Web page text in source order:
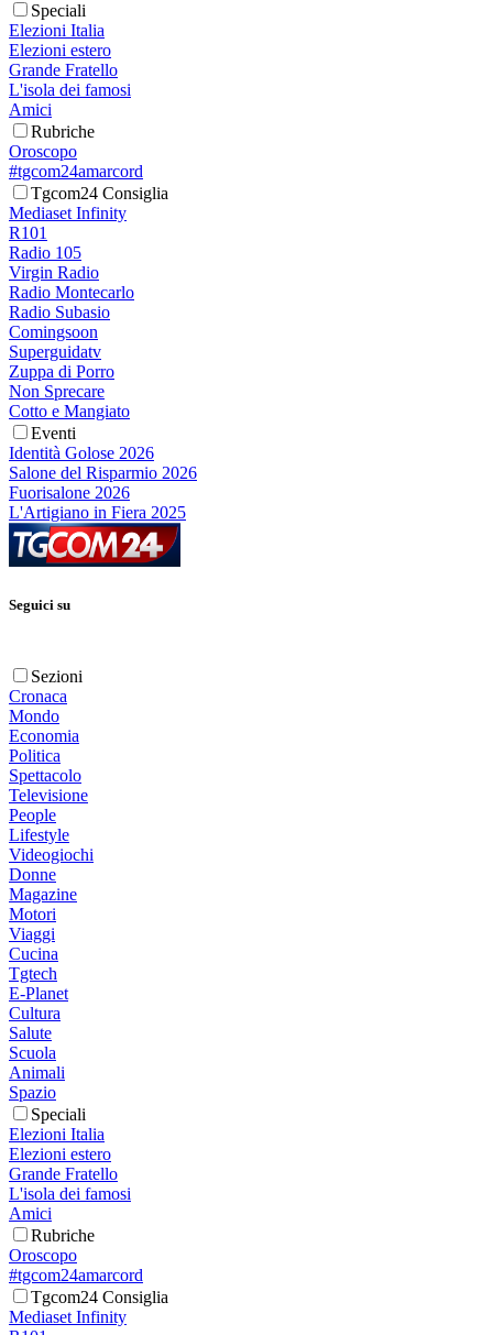
Speciali
Elezioni Italia
Elezioni estero
Grande Fratello
L'isola dei famosi
Amici
Rubriche
Oroscopo
#tgcom24amarcord
Tgcom24 Consiglia
Mediaset Infinity
R101
Radio 105
Virgin Radio
Radio Montecarlo
Radio Subasio
Comingsoon
Superguidatv
Zuppa di Porro
Non Sprecare
Cotto e Mangiato
Eventi
Identità Golose 2026
Salone del Risparmio 2026
Fuorisalone 2026
L'Artigiano in Fiera 2025
Seguici su
Sezioni
Cronaca
Mondo
Economia
Politica
Spettacolo
Televisione
People
Lifestyle
Videogiochi
Donne
Magazine
Motori
Viaggi
Cucina
Tgtech
E-Planet
Cultura
Salute
Scuola
Animali
Spazio
Speciali
Elezioni Italia
Elezioni estero
Grande Fratello
L'isola dei famosi
Amici
Rubriche
Oroscopo
#tgcom24amarcord
Tgcom24 Consiglia
Mediaset Infinity